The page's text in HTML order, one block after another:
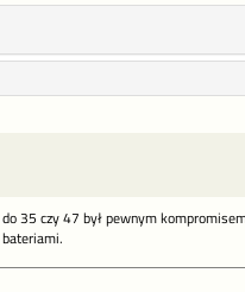
35 czy 47 był pewnym